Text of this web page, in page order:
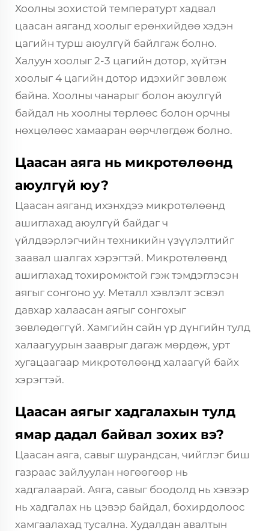
Хоолны зохистой температурт хадвал
цаасан аяганд хоолыг ерөнхийдөө хэдэн
цагийн турш аюулгүй байлгаж болно.
Халуун хоолыг 2-3 цагийн дотор, хүйтэн
хоолыг 4 цагийн дотор идэхийг зөвлөж
байна. Хоолны чанарыг болон аюулгүй
байдал нь хоолны төрлөөс болон орчны
нөхцөлөөс хамааран өөрчлөгдөж болно.
Цаасан аяга нь микротөлөөнд
аюулгүй юу?
Цаасан аяганд ихэнхдээ микротөлөөнд
ашиглахад аюулгүй байдаг ч
үйлдвэрлэгчийн техникийн үзүүлэлтийг
заавал шалгах хэрэгтэй. Микротөлөөнд
ашиглахад тохиромжтой гэж тэмдэглэсэн
аягыг сонгоно уу. Металл хэвлэлт эсвэл
давхар халаасан аягыг сонгохыг
зөвлөдөггүй. Хамгийн сайн үр дүнгийн тулд
халаагуурын зааврыг дагаж мөрдөж, урт
хугацаагаар микротөлөөнд халаагүй байх
хэрэгтэй.
Цаасан аягыг хадгалахын тулд
ямар дадал байвал зохих вэ?
Цаасан аяга, савыг шурандсан, чийглэг биш
газраас зайлуулан нөгөөгөөр нь
хадгалаарай. Аяга, савыг боодолд нь хэвээр
нь хадгалах нь цэвэр байдал, бохирдолоос
хамгаалахад тусална. Худалдан авалтын